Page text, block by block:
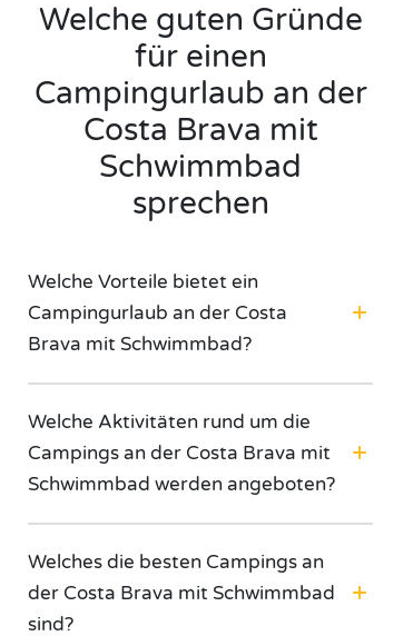
Welche guten Gründe
für einen
Campingurlaub an der
Costa Brava mit
Schwimmbad
sprechen
Welche Vorteile bietet ein
Campingurlaub an der Costa
Brava mit Schwimmbad?
Welche Aktivitäten rund um die
Campings an der Costa Brava mit
Schwimmbad werden angeboten?
Welches die besten Campings an
der Costa Brava mit Schwimmbad
sind?